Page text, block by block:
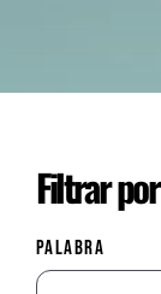
Filtrar
PALABRA